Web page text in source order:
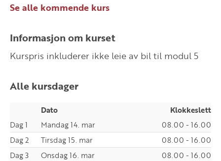
Se alle kommende kurs
Informasjon om kurset
Kurspris inkluderer ikke leie av bil til modul 5
Alle kursdager
Dato
Klokkeslett
Dag 1
Mandag 14. mar
08.00 - 16.00
Dag 2
Tirsdag 15. mar
08.00 - 16.00
Dag 3
Onsdag 16. mar
08.00 - 16.00